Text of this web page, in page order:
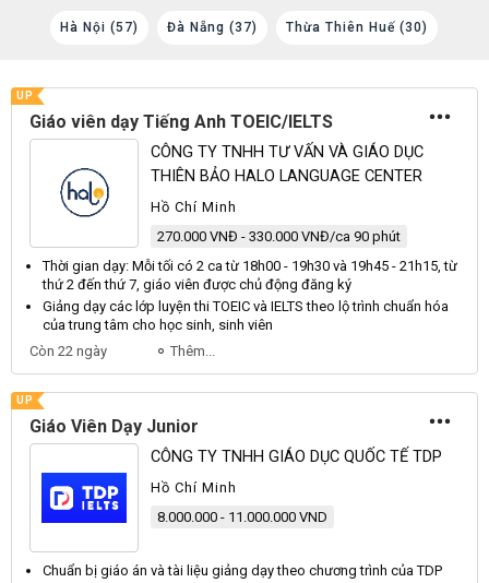
Hà Nội (57) Đà Nẵng (37) Thừa Thiên Huế (30)
UP
Giáo viên dạy Tiếng Anh TOEIC/IELTS
CÔNG TY TNHH TƯ VẤN VÀ GIÁO DỤC
THIÊN BẢO HALO LANGUAGE CENTER
Hồ Chí Minh
270.000 VNĐ - 330.000 VNĐ/ca 90 phút
Thời gian dạy: Mỗi tối có 2 ca từ 18h00 - 19h30 và 19h45 - 21h15, từ
thứ 2 đến thứ 7, giáo viên được chủ động đăng ký
Giảng dạy các lớp luyện thi TOEIC và IELTS theo lộ trình chuẩn hóa
của trung tâm cho học sinh, sinh viên
Còn 22 ngày
Thêm...
UP
Giáo Viên Dạy Junior
CÔNG TY TNHH GIÁO DỤC QUỐC TẾ TDP
Hồ Chí Minh
8.000.000 - 11.000.000 VND
Chuẩn bị giáo án và tài liệu giảng dạytheo chương trình của TDP